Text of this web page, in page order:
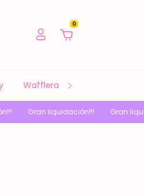
0
Waffleras y Sandwicheras
Gran liquidación!!!